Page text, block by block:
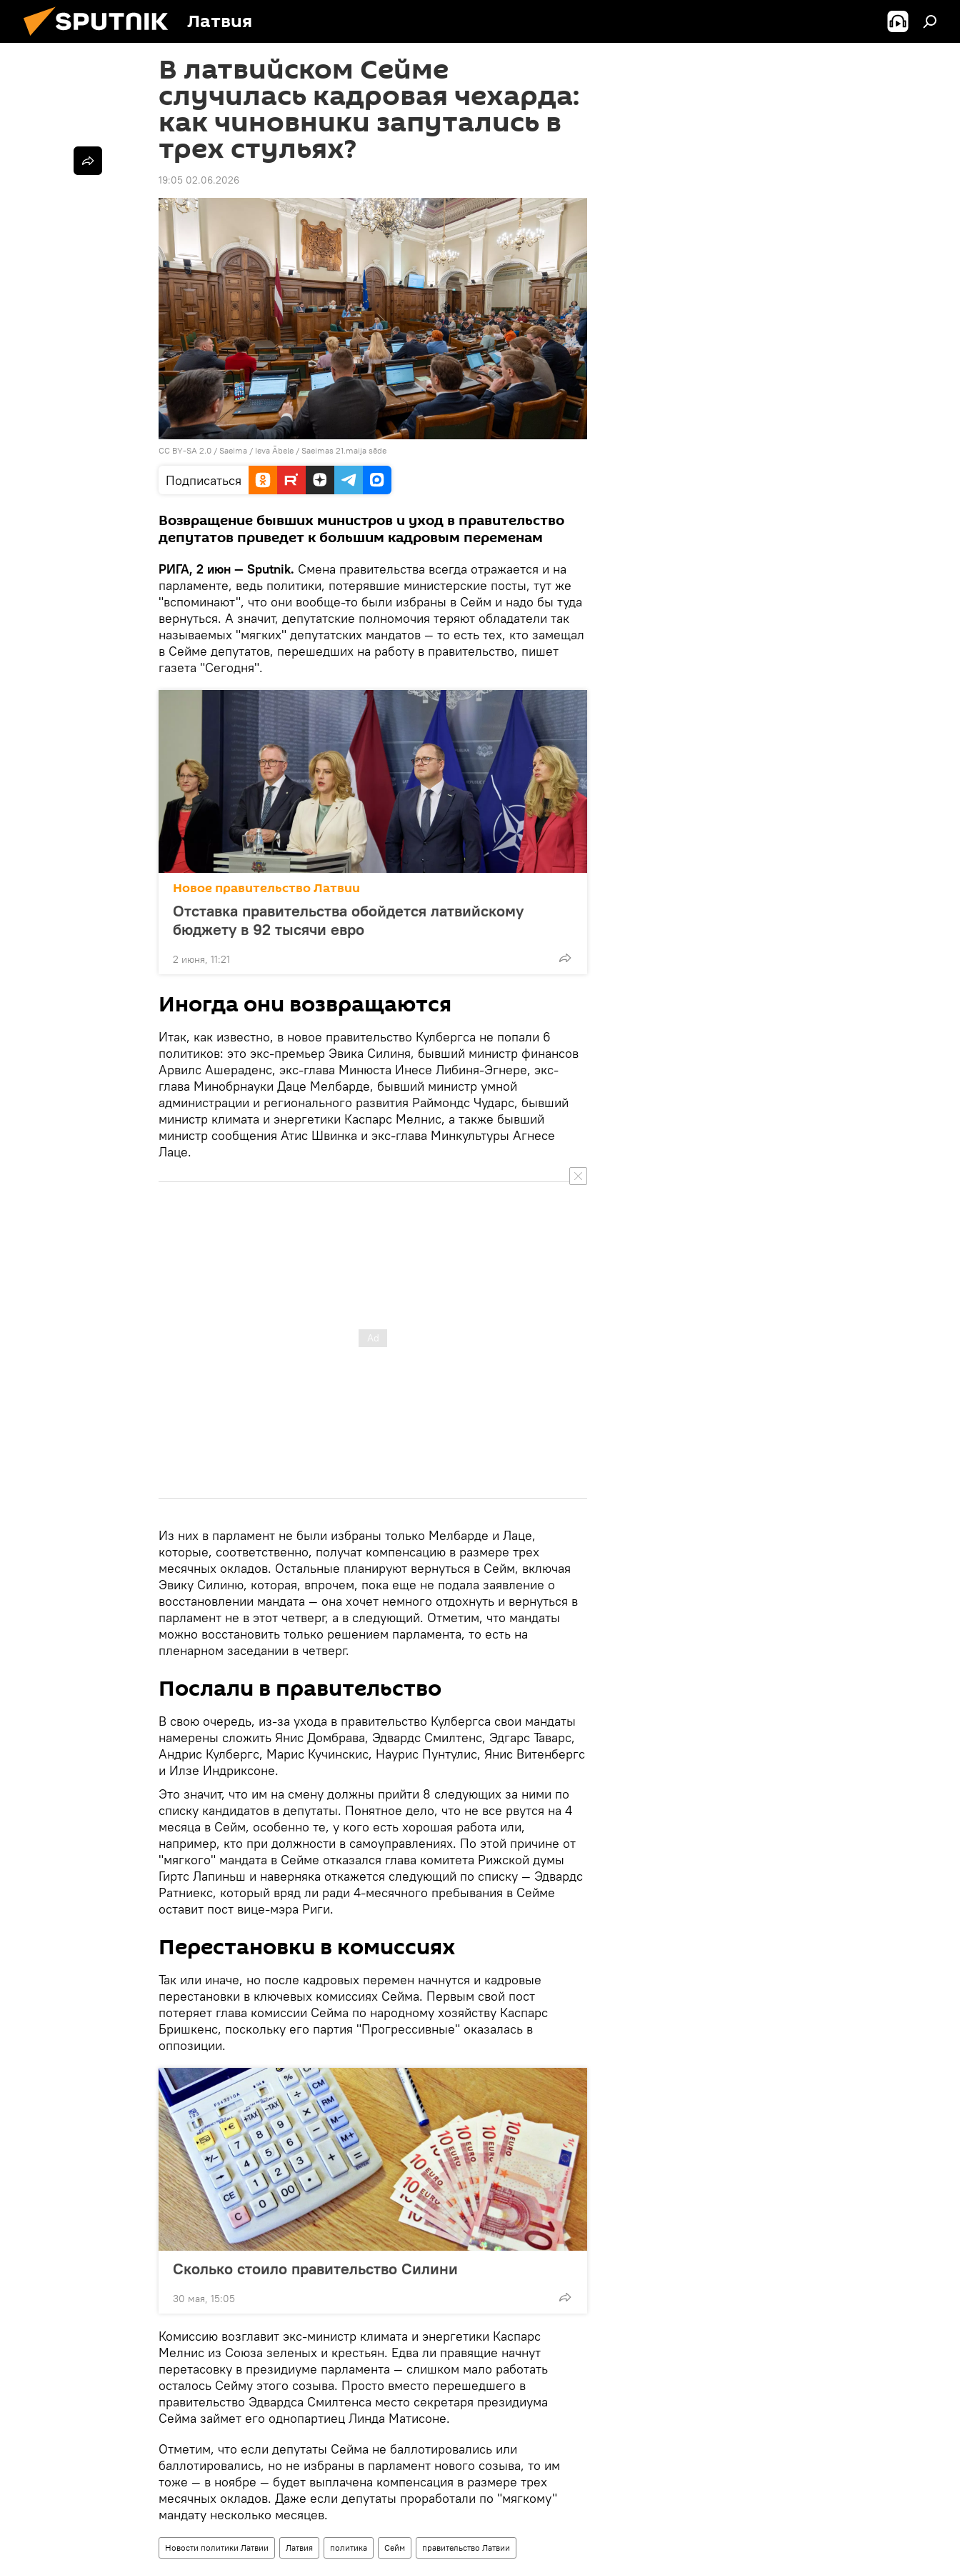
Латвия
В латвийском Сейме
случилась кадровая чехарда:
как чиновники запутались в
трех стульях?
19:05 02.06.2026
CC BY-SA 2.0 / Saeima / Ieva Ābele / Saeimas 21.maija sēde
Подписаться
Возвращение бывших министров и уход в правительство
депутатов приведет к большим кадровым переменам
РИГА, 2 июн — Sputnik. Смена правительства всегда отражается и на
парламенте, ведь политики, потерявшие министерские посты, тут же
"вспоминают", что они вообще-то были избраны в Сейм и надо бы туда
вернуться. А значит, депутатские полномочия теряют обладатели так
называемых "мягких" депутатских мандатов — то есть тех, кто замещал
в Сейме депутатов, перешедших на работу в правительство, пишет
газета "Сегодня".
Новое правительство Латвии
Отставка правительства обойдется латвийскому
бюджету в 92 тысячи евро
2 июня, 11:21
Иногда они возвращаются
Итак, как известно, в новое правительство Кулбергса не попали 6
политиков: это экс-премьер Эвика Силиня, бывший министр финансов
Арвилс Ашераденс, экс-глава Минюста Инесе Либиня-Эгнере, экс-
глава Минобрнауки Даце Мелбарде, бывший министр умной
администрации и регионального развития Раймондс Чударс, бывший
министр климата и энергетики Каспарс Мелнис, а также бывший
министр сообщения Атис Швинка и экс-глава Минкультуры Агнесе
Лаце.
Из них в парламент не были избраны только Мелбарде и Лаце,
которые, соответственно, получат компенсацию в размере трех
месячных окладов. Остальные планируют вернуться в Сейм, включая
Эвику Силиню, которая, впрочем, пока еще не подала заявление о
восстановлении мандата — она хочет немного отдохнуть и вернуться в
парламент не в этот четверг, а в следующий. Отметим, что мандаты
можно восстановить только решением парламента, то есть на
пленарном заседании в четверг.
Послали в правительство
В свою очередь, из-за ухода в правительство Кулбергса свои мандаты
намерены сложить Янис Домбрава, Эдвардс Смилтенс, Эдгарс Таварс,
Андрис Кулбергс, Марис Кучинскис, Наурис Пунтулис, Янис Витенбергс
и Илзе Индриксоне.
Это значит, что им на смену должны прийти 8 следующих за ними по
списку кандидатов в депутаты. Понятное дело, что не все рвутся на 4
месяца в Сейм, особенно те, у кого есть хорошая работа или,
например, кто при должности в самоуправлениях. По этой причине от
"мягкого" мандата в Сейме отказался глава комитета Рижской думы
Гиртс Лапиньш и наверняка откажется следующий по списку — Эдвардс
Ратниекс, который вряд ли ради 4-месячного пребывания в Сейме
оставит пост вице-мэра Риги.
Перестановки в комиссиях
Так или иначе, но после кадровых перемен начнутся и кадровые
перестановки в ключевых комиссиях Сейма. Первым свой пост
потеряет глава комиссии Сейма по народному хозяйству Каспарс
Бришкенс, поскольку его партия "Прогрессивные" оказалась в
оппозиции.
Сколько стоило правительство Силини
30 мая, 15:05
Комиссию возглавит экс-министр климата и энергетики Каспарс
Мелнис из Союза зеленых и крестьян. Едва ли правящие начнут
перетасовку в президиуме парламента — слишком мало работать
осталось Сейму этого созыва. Просто вместо перешедшего в
правительство Эдвардса Смилтенса место секретаря президиума
Сейма займет его однопартиец Линда Матисоне.
Отметим, что если депутаты Сейма не баллотировались или
баллотировались, но не избраны в парламент нового созыва, то им
тоже — в ноябре — будет выплачена компенсация в размере трех
месячных окладов. Даже если депутаты проработали по "мягкому"
мандату несколько месяцев.
Новости политики Латвии Латвия политика Сейм правительство Латвии